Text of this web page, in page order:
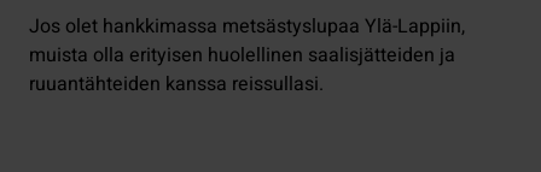
Jos olet hankkimassa metsästyslupaa Ylä-Lappiin,
muista olla erityisen huolellinen saalisjätteiden ja
ruuantähteiden kanssa reissullasi.